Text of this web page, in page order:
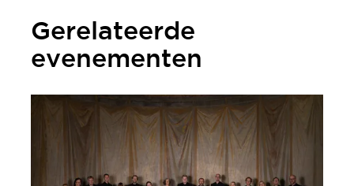
Gerelateerde
evenementen
Festival Oude Muziek Knechtsteden